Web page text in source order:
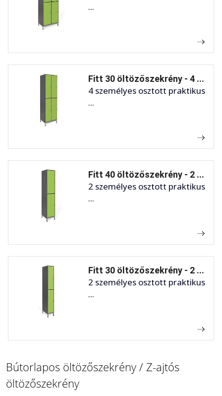
...
Fitt 30 öltözőszekrény - 4 ...
4 személyes osztott praktikus
...
Fitt 40 öltözőszekrény - 2 ...
2 személyes osztott praktikus
...
Fitt 30 öltözőszekrény - 2 ...
2 személyes osztott praktikus
...
Bútorlapos öltözőszekrény / Z-ajtós
öltözőszekrény